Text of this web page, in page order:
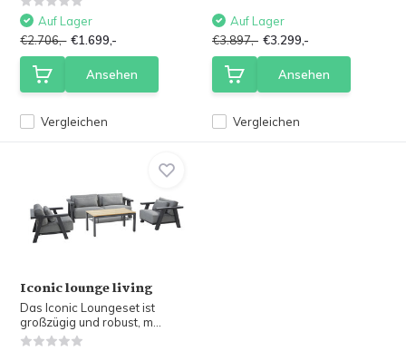
Vergleichen
Auf Lager
€2.706,- €1.699,-
Ansehen
Vergleichen
Auf Lager
€3.897,- €3.299,-
Ansehen
Iconic lounge living
Das Iconic Loungeset ist
großzügig und robust, m...